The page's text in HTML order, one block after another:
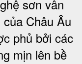
sơn vân
Châu Âu
phủ bởi các
mịn lên bề